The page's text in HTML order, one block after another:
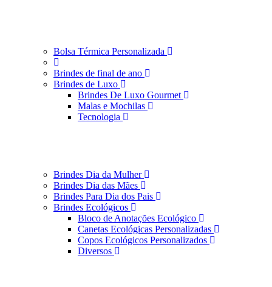
Bolsa Térmica Personalizada
Brindes de final de ano
Brindes de Luxo
Brindes De Luxo Gourmet
Malas e Mochilas
Tecnologia
Brindes Dia da Mulher
Brindes Dia das Mães
Brindes Para Dia dos Pais
Brindes Ecológicos
Bloco de Anotações Ecológico
Canetas Ecológicas Personalizadas
Copos Ecológicos Personalizados
Diversos